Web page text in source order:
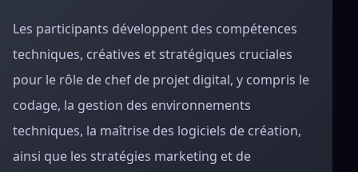
Les participants développent des compétences
techniques, créatives et stratégiques cruciales
pour le rôle de chef de projet digital, y compris le
codage, la gestion des environnements
techniques, la maîtrise des logiciels de création,
ainsi que les stratégies marketing et de